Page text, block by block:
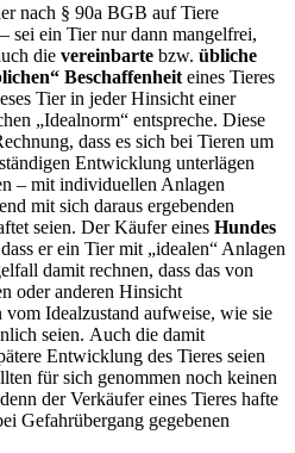
nach § 90a BGB auf Tiere
sei ein Tier nur dann mangelfrei,
die vereinbarte bzw. übliche
Beschaffenheit eines Tieres
Tier in jeder Hinsicht einer
„Idealnorm“ entspreche. Diese
dass es sich bei Tieren um
Entwicklung unterlägen
– mit individuellen Anlagen
mit sich daraus ergebenden
seien. Der Käufer eines Hundes
er ein Tier mit „idealen“ Anlagen
damit rechnen, dass das von
oder anderen Hinsicht
Idealzustand aufweise, wie sie
seien. Auch die damit
Entwicklung des Tieres seien
für sich genommen noch keinen
der Verkäufer eines Tieres hafte
Gefahrübergang gegebenen